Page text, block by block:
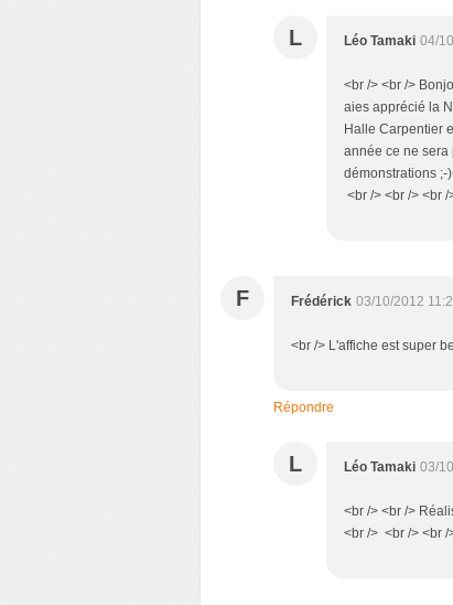
L Léo Tamaki 04/
<br /> <br />
aies apprécié la
Halle Carpentier
année ce ne sera
démonstrations ;-
<br /> <br /> <br
F Frédérick 03/10/2012
<br /> L'affiche est super
Répondre
L Léo Tamaki 03/
<br /> <br />
<br /> <br /> <br /